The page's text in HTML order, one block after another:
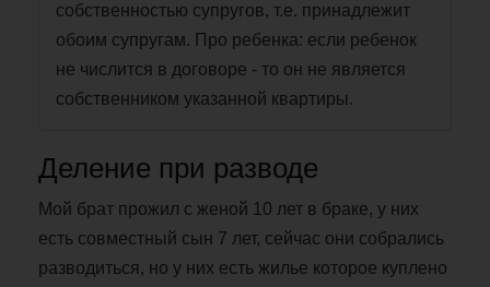
собственностью супругов, т.е. принадлежит
обоим супругам. Про ребенка: если ребенок
не числится в договоре - то он не является
собственником указанной квартиры.
Деление при разводе
Мой брат прожил с женой 10 лет в браке, у них
есть совместный сын 7 лет, сейчас они собрались
разводиться, но у них есть жилье которое куплено